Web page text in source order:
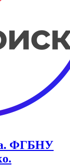
ФГБНУ